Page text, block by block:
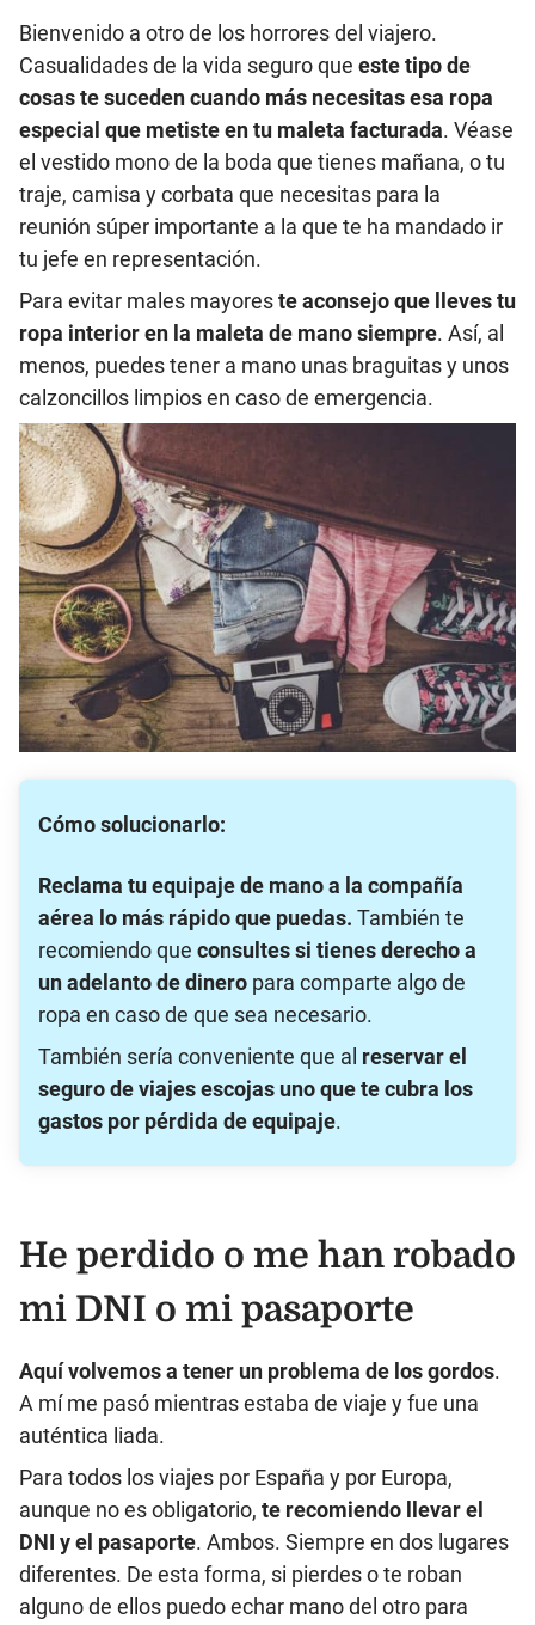
Bienvenido a otro de los horrores del viajero.
Casualidades de la vida seguro que este tipo de
cosas te suceden cuando más necesitas esa ropa
especial que metiste en tu maleta facturada. Véase
el vestido mono de la boda que tienes mañana, o tu
traje, camisa y corbata que necesitas para la
reunión súper importante a la que te ha mandado ir
tu jefe en representación.
Para evitar males mayoreste aconsejo que lleves tu
ropa interior en la maleta de mano siempre. Así, al
menos, puedes tener a mano unas braguitas y unos
calzoncillos limpios en caso de emergencia.
Cómo solucionarlo:
Reclama tu equipaje de mano a la compañía
aérea lo más rápido que puedas. También te
recomiendo que consultes si tienes derecho a
un adelanto de dinero para comparte algo de
ropa en caso de que sea necesario.
También sería conveniente que al reservar el
seguro de viajes escojas uno que te cubra los
gastos por pérdida de equipaje.
He perdido o me han robado
mi DNI o mi pasaporte
Aquí volvemos a tener un problema de los gordos.
A mí me pasó mientras estaba de viaje y fue una
auténtica liada.
Para todos los viajes por España y por Europa,
aunque no es obligatorio, te recomiendo llevar el
DNI y el pasaporte. Ambos. Siempre en dos lugares
diferentes. De esta forma, si pierdes o te roban
alguno de ellos puedo echar mano del otro para